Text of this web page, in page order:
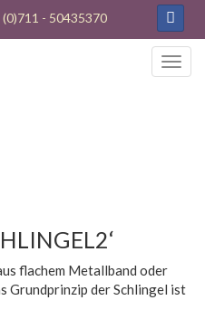
- 50435370
flachem Metallband oder
Grundprinzip der Schlingel ist